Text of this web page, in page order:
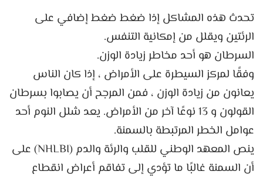
تحدث هذه المشاكل إذا ضغط ضغط إضافي على
الرئتين ويقلل من إمكانية التنفس.
السرطان هو أحد مخاطر زيادة الوزن.
وفقًا لمركز السيطرة على الأمراض ، إذا كان الناس
يعانون من زيادة الوزن ، فمن المرجح أن يصابوا بسرطان
القولون و 13 نوعًا آخر من الأمراض. يعد شلل النوم أحد
عوامل الخطر المرتبطة بالسمنة.
ينص المعهد الوطني للقلب والرئة والدم (NHLBI) على
أن السمنة غالبًا ما تؤدي إلى تفاقم أعراض انقطاع